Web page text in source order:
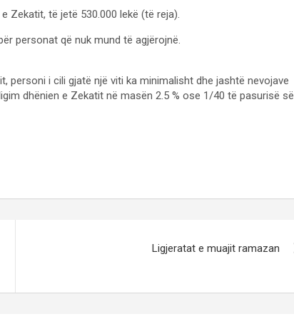
Zekatit, të jetë 530.000 lekë (të reja).
personat që nuk mund të agjërojnë.
personi i cili gjatë një viti ka minimalisht dhe jashtë nevojave
dhënien e Zekatit në masën 2.5 % ose 1/40 të pasurisë së
Ligjeratat e muajit ramazan